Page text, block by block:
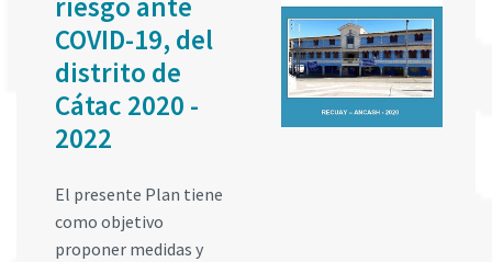
COVID-19, del
distrito de
Cátac 2020 -
2022
El presente Plan tiene
como objetivo
proponer medidas y